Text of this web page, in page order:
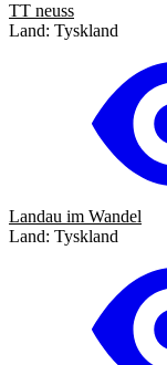
TT neuss
Land: Tyskland
Landau im Wandel
Land: Tyskland